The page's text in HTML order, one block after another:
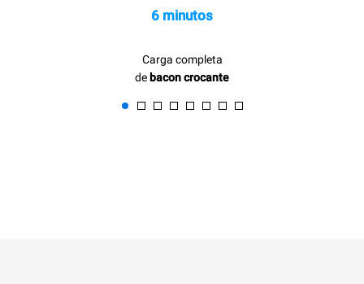
6 minutos
Carga completa
de bacon crocante